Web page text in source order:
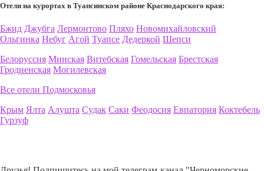
Отели на курортах в Туапсинском районе Краснодарского края:
Бжид Джубга Лермонтово Пляхо Новомихайловский
Ольгинка Небуг Агой Туапсе Дедеркой Шепси
Белоруссия Минская Витебская Гомельская Брестская
Гродненская Могилевская
Все отели Подмосковья
Крым Ялта Алушта Судак Саки Феодосия Евпатория Коктебель
Гурзуф